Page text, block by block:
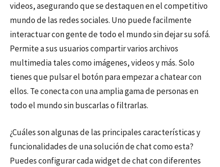
videos, asegurando que se destaquen en el competitivo
mundo de las redes sociales. Uno puede facilmente
interactuar con gente de todo el mundo sin dejar su sofá.
Permite a sus usuarios compartir varios archivos
multimedia tales como imágenes, videos y más. Solo
tienes que pulsar el botón para empezar a chatear con
ellos. Te conecta con una amplia gama de personas en
todo el mundo sin buscarlas o filtrarlas.
¿Cuáles son algunas de las principales características y
funcionalidades de una solución de chat como esta?
Puedes configurar cada widget de chat con diferentes